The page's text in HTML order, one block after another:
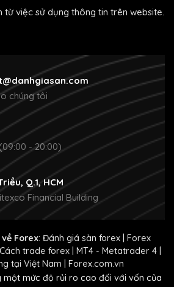
từ việc sử dụng thông tin trên website.
chúng tôi
- 20:00)
Q.1, HCM
Financial Building
Forex: Đánh giá sàn forex| Forex
Cách trade forex| MT4 - Metatrader 4|
tại Việt Nam
Forex.com.vn
một mức độ rủi ro cao đối với vốn của